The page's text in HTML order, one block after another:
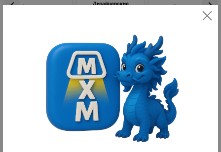
Светильники
Дизайнерские
Люстры
Фильтры По популярности
Товаров не найдено
Аккумуляторы
Аккумуляторы — незаменимый источник питания для